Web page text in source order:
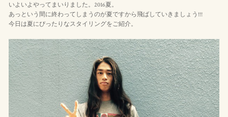
いよいよやってまいりました。2016夏。
あっという間に終わってしまうのが夏ですから飛ばしていきましょう!!!
今日は夏にぴったりなスタイリングをご紹介。